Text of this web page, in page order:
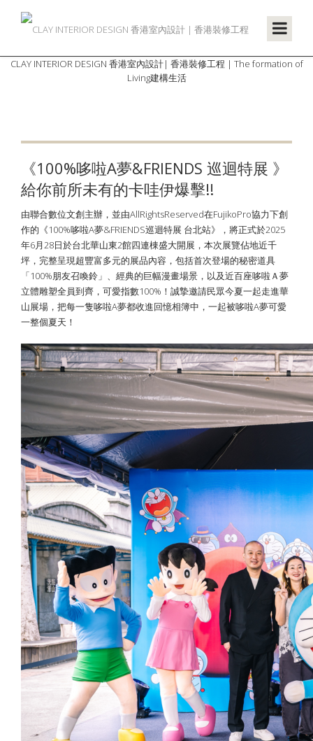
CLAY INTERIOR DESIGN 香港室內設計| 香港裝修工程 | The formation of
Living建構生活
《100%哆啦A夢&FRIENDS 巡迴特展 》
給你前所未有的卡哇伊爆擊!!
由聯合數位文創主辦，並由AllRightsReserved在FujikoPro協力下創
作的《100%哆啦A夢&FRIENDS巡迴特展 台北站》，將正式於2025
年6月28日於台北華山東2館四連棟盛大開展，本次展覽佔地近千
坪，完整呈現超豐富多元的展品內容，包括首次登場的秘密道具
「100%朋友召喚鈴」、經典的巨幅漫畫場景，以及近百座哆啦Ａ夢
立體雕塑全員到齊，可愛指數100%！誠摯邀請民眾今夏一起走進華
山展場，把每一隻哆啦A夢都收進回憶相簿中，一起被哆啦A夢可愛
一整個夏天！